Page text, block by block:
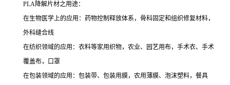
PLA降解片材之用途：
在生物医学上的应用：药物控制释放体系，骨科固定和组织修复材料，
外科缝合线
在纺织领域的应用：衣料等家用织物，农业、园艺用布，手术衣、手术
覆盖布，口罩
在包装领域的应用：包装带、包装用膜，农用薄膜、泡沫塑料，餐具